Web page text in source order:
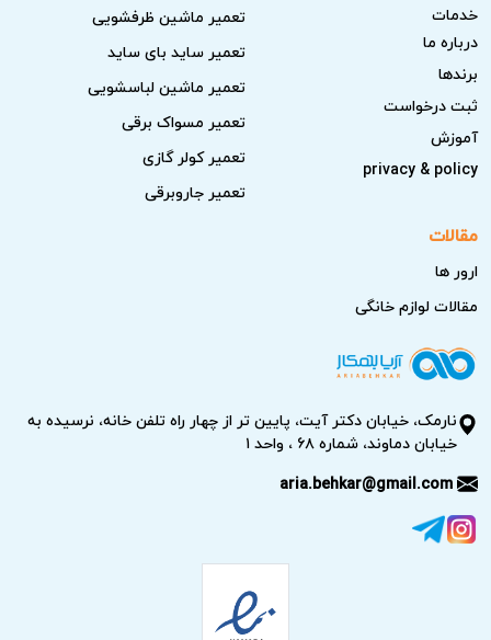
خدمات
درباره ما
برندها
ثبت درخواست
آموزش
privacy & policy
تعمیر ماشین ظرفشویی
تعمیر ساید بای ساید
تعمیر ماشین لباسشویی
تعمیر مسواک برقی
تعمیر کولر گازی
تعمیر جاروبرقی
مقالات
ارور ها
مقالات لوازم خانگی
نارمک، خیابان دکتر آیت، پایین تر از چهار راه تلفن خانه، نرسیده به
خیابان دماوند، شماره ۶۸ ، واحد ۱
aria.behkar@gmail.com